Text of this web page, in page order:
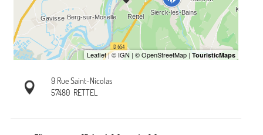
9 Rue Saint-Nicolas
57480 RETTEL